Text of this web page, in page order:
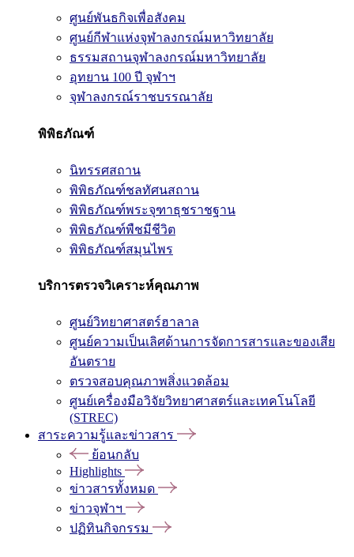
ศูนย์พันธกิจเพื่อสังคม
ศูนย์กีฬาแห่งจุฬาลงกรณ์มหาวิทยาลัย
ธรรมสถานจุฬาลงกรณ์มหาวิทยาลัย
อุทยาน 100 ปี จุฬาฯ
จุฬาลงกรณ์ราชบรรณาลัย
พิพิธภัณฑ์
นิทรรศสถาน
พิพิธภัณฑ์ชลทัศนสถาน
พิพิธภัณฑ์พระจุฑาธุชราชฐาน
พิพิธภัณฑ์พืชมีชีวิต
พิพิธภัณฑ์สมุนไพร
บริการตรวจวิเคราะห์คุณภาพ
ศูนย์วิทยาศาสตร์ฮาลาล
ศูนย์ความเป็นเลิศด้านการจัดการสารและของเสีย
อันตราย
ตรวจสอบคุณภาพสิ่งแวดล้อม
ศูนย์เครื่องมือวิจัยวิทยาศาสตร์และเทคโนโลยี
(STREC)
สาระความรู้และข่าวสาร
ย้อนกลับ
Highlights
ข่าวสารทั้งหมด
ข่าวจุฬาฯ
ปฏิทินกิจกรรม